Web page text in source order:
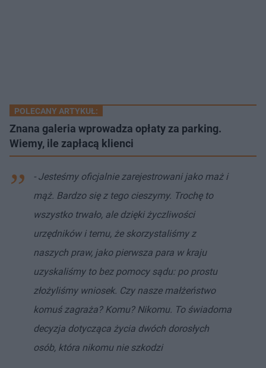
POLECANY ARTYKUŁ:
Znana galeria wprowadza opłaty za parking.
Wiemy, ile zapłacą klienci
- Jesteśmy oficjalnie zarejestrowani jako maż i
mąż. Bardzo się z tego cieszymy. Trochę to
wszystko trwało, ale dzięki życzliwości
urzędników i temu, że skorzystaliśmy z
naszych praw, jako pierwsza para w kraju
uzyskaliśmy to bez pomocy sądu: po prostu
złożyliśmy wniosek. Czy nasze małżeństwo
komuś zagraża? Komu? Nikomu. To świadoma
decyzja dotycząca życia dwóch dorosłych
osób, która nikomu nie szkodzi